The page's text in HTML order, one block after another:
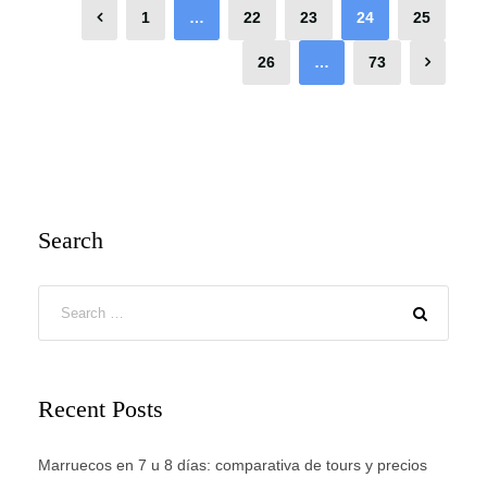
1 … 22 23 24 25
26 … 73
Search
Recent Posts
Marruecos en 7 u 8 días: comparativa de tours y precios